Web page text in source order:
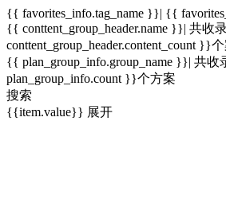
{{ favorites_info.tag_name }}| {{
{{ conttent_group_header.name }}| 共收
conttent_group_header.content_count }}
{{ plan_group_info.group_name }}| 共
plan_group_info.count }}个方案
搜索
{{item.value}} 展开